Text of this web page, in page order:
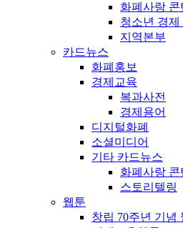
화폐사랑 콘
청소년 경제
지역본부
카드뉴스
화폐홍보
경제교육
복과사전
경제용어
디지털화폐
소셜미디어
기타 카드뉴스
화폐사랑 콘
스토리텔링
웹툰
창립 70주년 기념